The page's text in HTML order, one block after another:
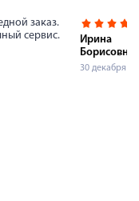
заказ.
сервис.
Ирина
Борисовна
30 декабря